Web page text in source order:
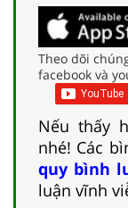
Theo dõi
facebook và
Nếu thấy
nhé! Các
quy bình
luận vĩnh